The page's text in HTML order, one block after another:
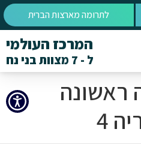
לתרומה מארצות הברית
המרכז העולמי
ל - 7 מצוות בני נח
ראשונה
4